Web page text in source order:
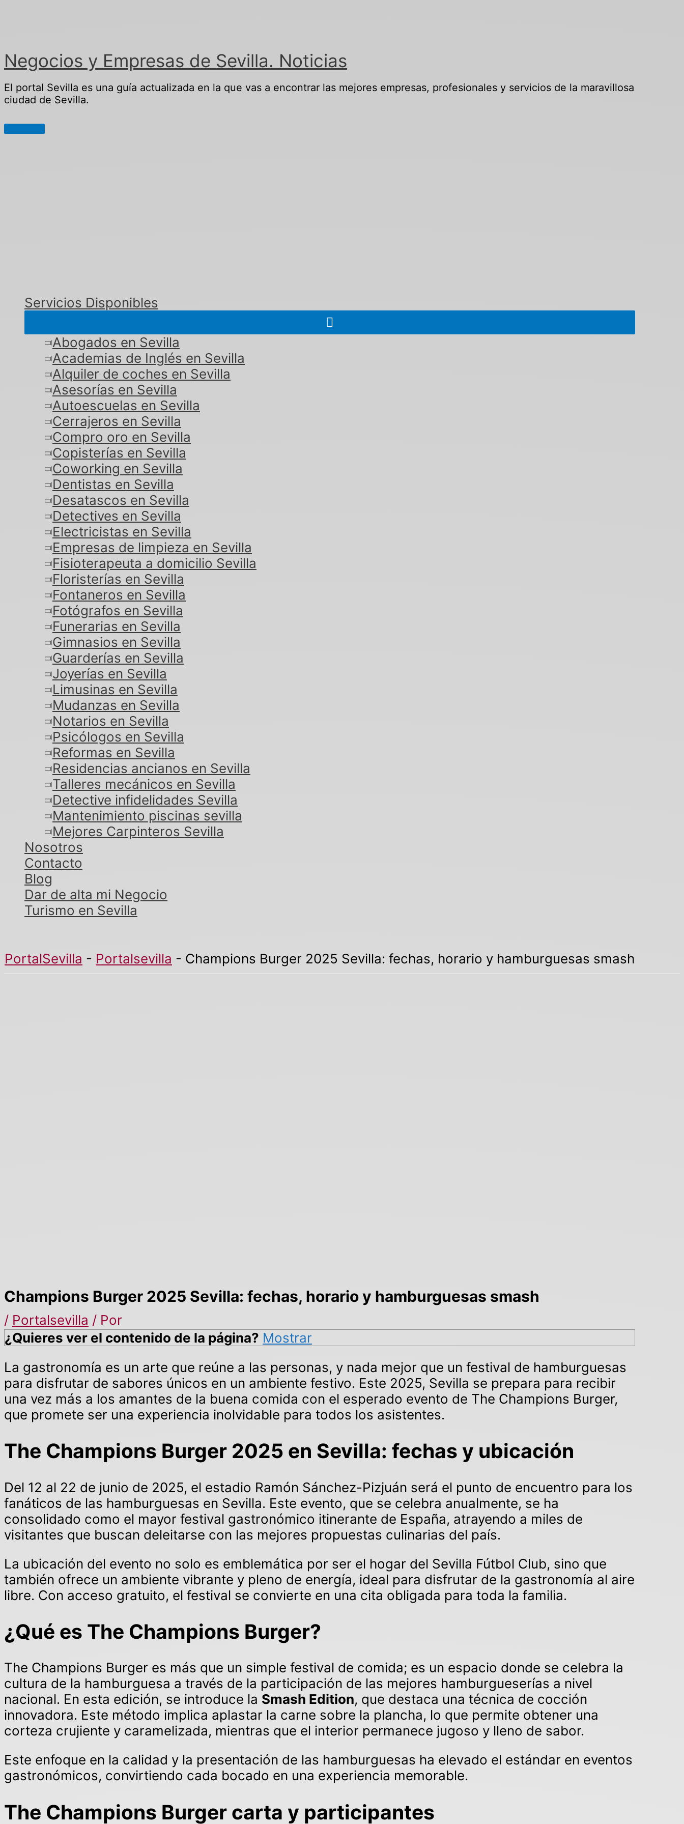
Negocios y Empresas de Sevilla. Noticias
El portal Sevilla es una guía actualizada en la que vas a encontrar las mejores empresas, profesionales y servicios de la maravillosa
ciudad de Sevilla.
Menú
Servicios Disponibles
Abogados en Sevilla
Academias de Inglés en Sevilla
Alquiler de coches en Sevilla
Asesorías en Sevilla
Autoescuelas en Sevilla
Cerrajeros en Sevilla
Compro oro en Sevilla
Copisterías en Sevilla
Coworking en Sevilla
Dentistas en Sevilla
Desatascos en Sevilla
Detectives en Sevilla
Electricistas en Sevilla
Empresas de limpieza en Sevilla
Fisioterapeuta a domicilio Sevilla
Floristerías en Sevilla
Fontaneros en Sevilla
Fotógrafos en Sevilla
Funerarias en Sevilla
Gimnasios en Sevilla
Guarderías en Sevilla
Joyerías en Sevilla
Limusinas en Sevilla
Mudanzas en Sevilla
Notarios en Sevilla
Psicólogos en Sevilla
Reformas en Sevilla
Residencias ancianos en Sevilla
Talleres mecánicos en Sevilla
Detective infidelidades Sevilla
Mantenimiento piscinas sevilla
Mejores Carpinteros Sevilla
Nosotros
Contacto
Blog
Dar de alta mi Negocio
Turismo en Sevilla
PortalSevilla - Portalsevilla - Champions Burger 2025 Sevilla: fechas, horario y hamburguesas smash
Champions Burger 2025 Sevilla: fechas, horario y hamburguesas smash
/ Portalsevilla / Por
¿Quieres ver el contenido de la página? Mostrar
La gastronomía es un arte que reúne a las personas, y nada mejor que un festival de hamburguesas
para disfrutar de sabores únicos en un ambiente festivo. Este 2025, Sevilla se prepara para recibir
una vez más a los amantes de la buena comida con el esperado evento de The Champions Burger,
que promete ser una experiencia inolvidable para todos los asistentes.
The Champions Burger 2025 en Sevilla: fechas y ubicación
Del 12 al 22 de junio de 2025, el estadio Ramón Sánchez-Pizjuán será el punto de encuentro para los
fanáticos de las hamburguesas en Sevilla. Este evento, que se celebra anualmente, se ha
consolidado como el mayor festival gastronómico itinerante de España, atrayendo a miles de
visitantes que buscan deleitarse con las mejores propuestas culinarias del país.
La ubicación del evento no solo es emblemática por ser el hogar del Sevilla Fútbol Club, sino que
también ofrece un ambiente vibrante y pleno de energía, ideal para disfrutar de la gastronomía al aire
libre. Con acceso gratuito, el festival se convierte en una cita obligada para toda la familia.
¿Qué es The Champions Burger?
The Champions Burger es más que un simple festival de comida; es un espacio donde se celebra la
cultura de la hamburguesa a través de la participación de las mejores hamburgueserías a nivel
nacional. En esta edición, se introduce la Smash Edition, que destaca una técnica de cocción
innovadora. Este método implica aplastar la carne sobre la plancha, lo que permite obtener una
corteza crujiente y caramelizada, mientras que el interior permanece jugoso y lleno de sabor.
Este enfoque en la calidad y la presentación de las hamburguesas ha elevado el estándar en eventos
gastronómicos, convirtiendo cada bocado en una experiencia memorable.
The Champions Burger carta y participantes